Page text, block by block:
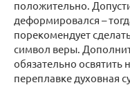
положительно.
деформировался –
порекомендует
символ веры.
обязательно освятить
переплавке духовная